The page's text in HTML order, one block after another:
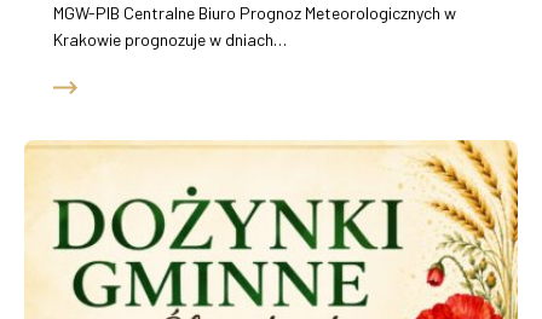
MGW-PIB Centralne Biuro Prognoz Meteorologicznych w
Krakowie prognozuje w dniach…